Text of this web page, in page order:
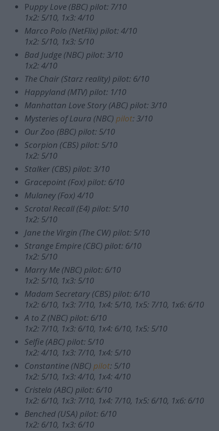
Puppy Love (BBC) pilot: 7/10
1x2: 5/10, 1x3: 4/10
Marco Polo (NetFlix) pilot: 4/10
1x2: 5/10, 1x3: 5/10
Bad Judge (NBC) pilot: 3/10
1x2: 4/10
The Chair (Starz reality) pilot: 6/10
Happyland (MTV) pilot: 1/10
Manhattan Love Story (ABC) pilot: 3/10
Mysteries of Laura (NBC) pilot: 3/10
Our Zoo (BBC) pilot: 5/10
Scorpion (CBS) pilot: 5/10
1x2: 5/10
Stalker (CBS) pilot: 3/10
Gracepoint (Fox) pilot: 6/10
Mulaney (Fox) 4/10
Scrotal Recall (E4) pilot: 5/10
1x2: 5/10
Jane the Virgin (The CW) pilot: 5/10
Strange Empire (CBC) pilot: 6/10
1x2: 5/10
Marry Me (NBC) pilot: 6/10
1x2: 5/10, 1x3: 5/10
Madam Secretary (CBS) pilot: 6/10
1x2: 6/10, 1x3: 7/10, 1x4: 5/10, 1x5: 7/10, 1x6: 6/10
A to Z (NBC) pilot: 6/10
1x2: 7/10, 1x3: 6/10, 1x4: 6/10, 1x5: 5/10
Selfie (ABC) pilot: 5/10
1x2: 4/10, 1x3: 7/10, 1x4: 5/10
Constantine (NBC) pilot: 5/10
1x2: 5/10, 1x3: 4/10, 1x4: 4/10
Cristela (ABC) pilot: 6/10
1x2: 6/10, 1x3: 7/10, 1x4: 7/10, 1x5: 6/10, 1x6: 6/10
Benched (USA) pilot: 6/10
1x2: 6/10, 1x3: 6/10